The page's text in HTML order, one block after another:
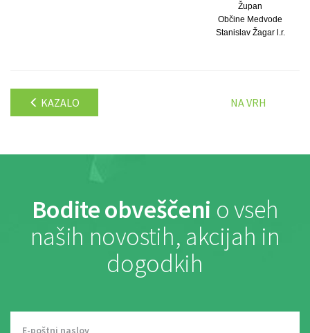
Župan
Občine Medvode
Stanislav Žagar l.r.
KAZALO NA VRH
Bodite obveščeni o vseh
naših novostih, akcijah in
dogodkih